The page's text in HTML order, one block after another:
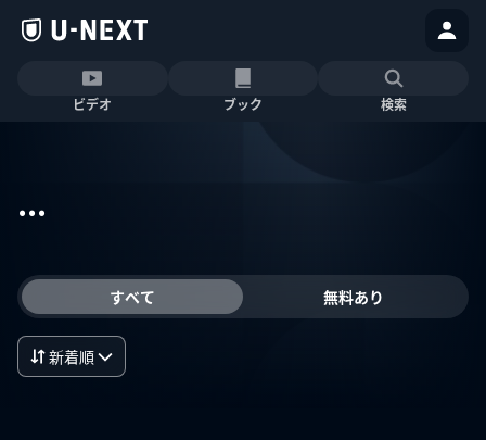
ビデオ ブック 検索
...
すべて 無料あり
新着順